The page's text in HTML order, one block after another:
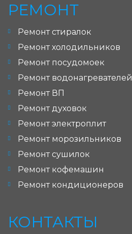
РЕМОНТ
Ремонт стиралок
Ремонт холодильников
Ремонт посудомоек
Ремонт водонагревателей
Ремонт ВП
Ремонт духовок
Ремонт электроплит
Ремонт морозильников
Ремонт сушилок
Ремонт кофемашин
Ремонт кондиционеров
КОНТАКТЫ